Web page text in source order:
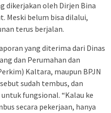
dikerjakan oleh Dirjen Bina
Meski belum bisa dilalui,
terus berjalan.
yang diterima dari Dinas
dan Perumahan dan
Kaltara, maupun BPJN
sudah tembus, dan
fungsional. “Kalau ke
secara pekerjaan, hanya